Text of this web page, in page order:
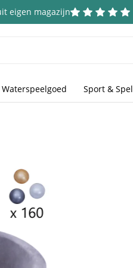
eigen magazijn
Sport & Spel